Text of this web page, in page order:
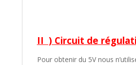
II ) Circuit de
Pour obtenir du 5V nous